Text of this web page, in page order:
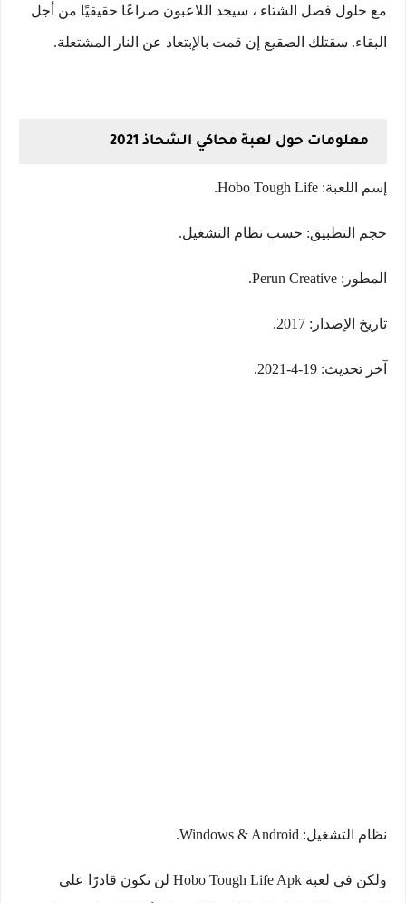
مع حلول فصل الشتاء ، سيجد اللاعبون صراعًا حقيقيًا من أجل
البقاء. سقتلك الصقيع إن قمت بالإبتعاد عن النار المشتعلة.
معلومات حول لعبة محاكي الشحاذ 2021
إسم اللعبة: Hobo Tough Life.
حجم التطبيق: حسب نظام التشغيل.
المطور: Perun Creative.
تاريخ الإصدار: 2017.
آخر تحديث: 19-4-2021.
نظام التشغيل: Windows & Android.
ولكن في لعبة Hobo Tough Life Apk لن تكون قادرًا على